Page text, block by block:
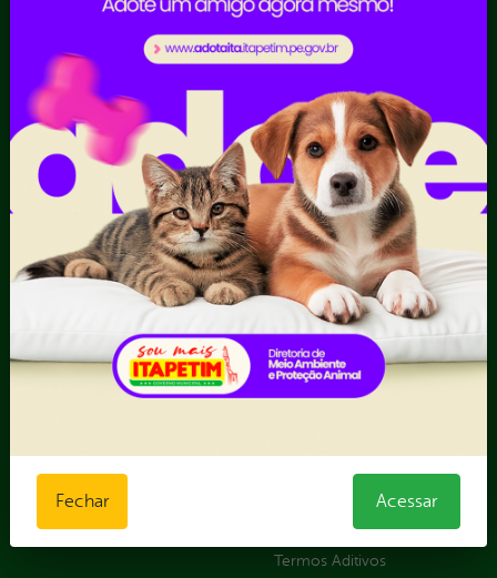
Ouvidoria
Acompanhar uma
Manifestação
Atendimento via WhatsApp
Competências da Ouvidoria
Dúvidas? Acesse o FAQ
Fazer uma Manifestação
Informações Importantes
Relatórios Anuais
Portal Transporte
Escolar
Contratos
Contratos Administrativos
Despesas
I - Anexo I - Ficha de
Registro de Fornecedor -
Forma Indireta
II - Anexo II - Ficha de
Registro de Fornecedor -
Forma direta
Orçamentária das Rotas
IV - Rotas georreferenciadas
Termos Aditivos
Fechar Acessar